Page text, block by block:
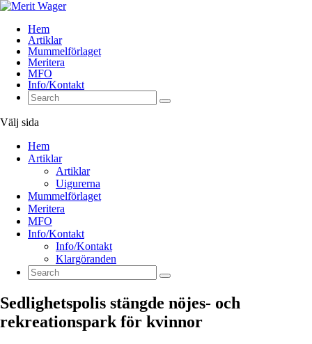
Hem
Artiklar
Mummelförlaget
Meritera
MFO
Info/Kontakt
Välj sida
Hem
Artiklar
Artiklar
Uigurerna
Mummelförlaget
Meritera
MFO
Info/Kontakt
Info/Kontakt
Klargöranden
Sedlighetspolis stängde nöjes- och
rekreationspark för kvinnor